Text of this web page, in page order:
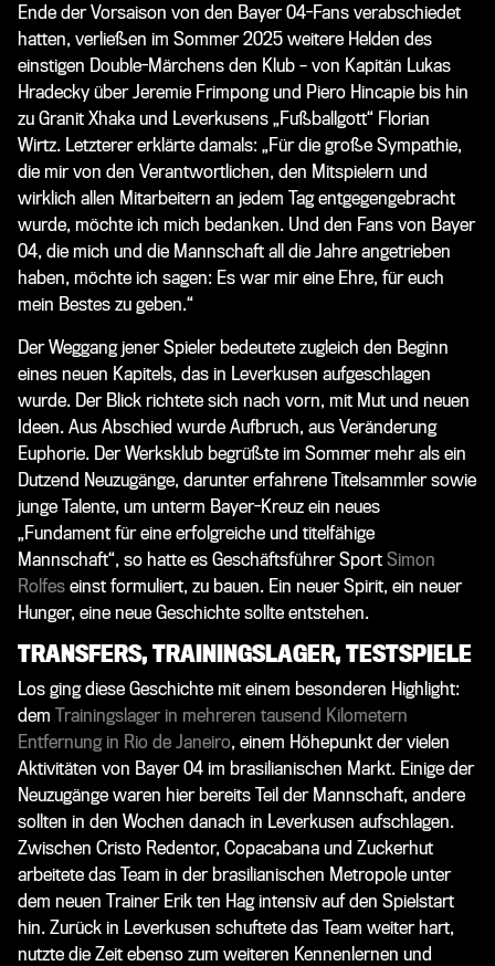
Ende der Vorsaison von den Bayer 04-Fans verabschiedet
hatten, verließen im Sommer 2025 weitere Helden des
einstigen Double-Märchens den Klub – von Kapitän Lukas
Hradecky über Jeremie Frimpong und Piero Hincapie bis hin
zu Granit Xhaka und Leverkusens „Fußballgott“ Florian
Wirtz. Letzterer erklärte damals: „Für die große Sympathie,
die mir von den Verantwortlichen, den Mitspielern und
wirklich allen Mitarbeitern an jedem Tag entgegengebracht
wurde, möchte ich mich bedanken. Und den Fans von Bayer
04, die mich und die Mannschaft all die Jahre angetrieben
haben, möchte ich sagen: Es war mir eine Ehre, für euch
mein Bestes zu geben.“
Der Weggang jener Spieler bedeutete zugleich den Beginn
eines neuen Kapitels, das in Leverkusen aufgeschlagen
wurde. Der Blick richtete sich nach vorn, mit Mut und neuen
Ideen. Aus Abschied wurde Aufbruch, aus Veränderung
Euphorie. Der Werksklub begrüßte im Sommer mehr als ein
Dutzend Neuzugänge, darunter erfahrene Titelsammler sowie
junge Talente, um unterm Bayer-Kreuz ein neues
„Fundament für eine erfolgreiche und titelfähige
Mannschaft“, so hatte es Geschäftsführer Sport Simon
Rolfes einst formuliert, zu bauen. Ein neuer Spirit, ein neuer
Hunger, eine neue Geschichte sollte entstehen.
TRANSFERS, TRAININGSLAGER, TESTSPIELE
Los ging diese Geschichte mit einem besonderen Highlight:
dem Trainingslager in mehreren tausend Kilometern
Entfernung in Rio de Janeiro, einem Höhepunkt der vielen
Aktivitäten von Bayer 04 im brasilianischen Markt. Einige der
Neuzugänge waren hier bereits Teil der Mannschaft, andere
sollten in den Wochen danach in Leverkusen aufschlagen.
Zwischen Cristo Redentor, Copacabana und Zuckerhut
arbeitete das Team in der brasilianischen Metropole unter
dem neuen Trainer Erik ten Hag intensiv auf den Spielstart
hin. Zurück in Leverkusen schuftete das Team weiter hart,
nutzte die Zeit ebenso zum weiteren Kennenlernen und